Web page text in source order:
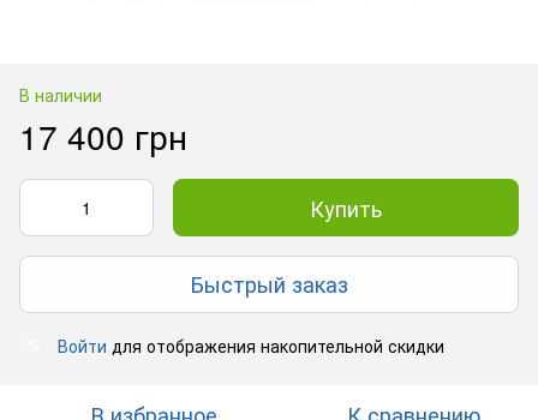
В наличии
17 400 грн
Купить
Быстрый заказ
Войти для отображения накопительной скидки
В избранное К сравнению